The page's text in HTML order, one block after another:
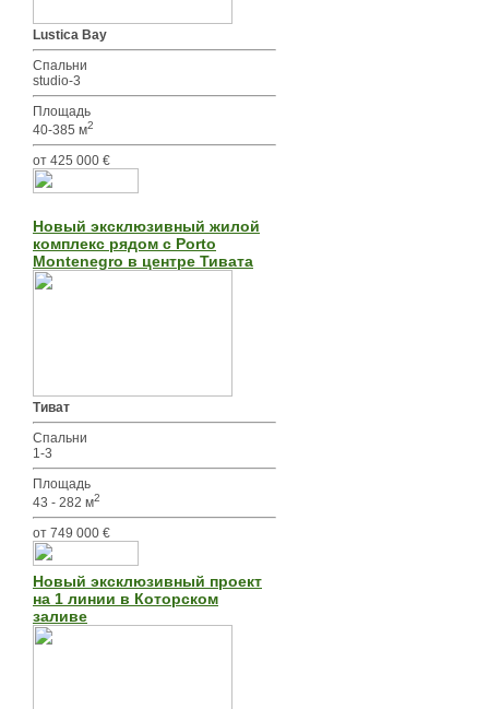
Lustica Bay
Спальни
studio-3
Площадь
40-385 м2
от 425 000 €
Новый эксклюзивный жилой
комплекс рядом с Porto
Montenegro в центре Тивата
Тиват
Спальни
1-3
Площадь
43 - 282 м2
от 749 000 €
Новый эксклюзивный проект
на 1 линии в Которском
заливе